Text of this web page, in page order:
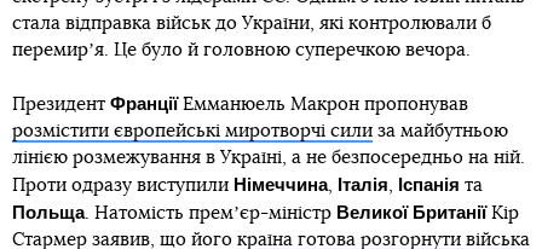
стала відправка військ до України, які контролювали б
перемирʼя. Це було й головною суперечкою вечора.
Президент ФранціїЕмманюель Макрон пропонував
розмістити європейські миротворчі сили за майбутньою
лінією розмежування в Україні, а не безпосередньо на ній.
Проти одразу виступили Німеччина, Італія, Іспанія та
Польща. Натомість премʼєр-міністр Великої БританіїКір
Стармер заявив, що його країна готова розгорнути війська